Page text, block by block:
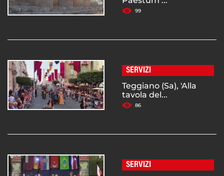
99
SERVIZI
Teggiano (Sa), 'Alla
tavola del...
86
SERVIZI